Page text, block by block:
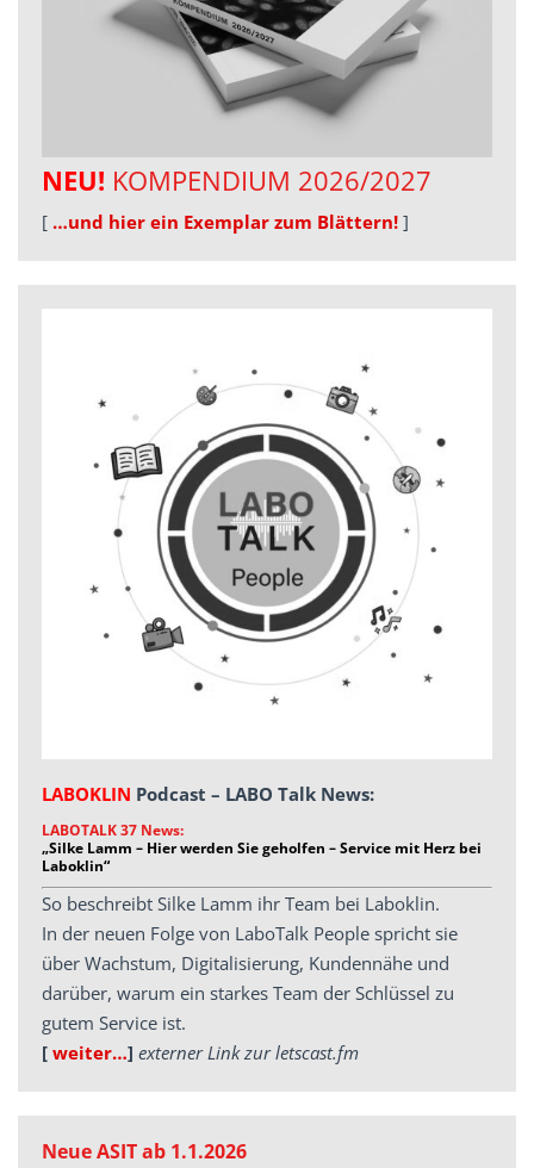
NEU! KOMPENDIUM 2026/2027
[ …und hier ein Exemplar zum Blättern! ]
LABOKLIN Podcast – LABO Talk News:
LABOTALK 37 News:
„Silke Lamm – Hier werden Sie geholfen – Service mit Herz bei
Laboklin“
So beschreibt Silke Lamm ihr Team bei Laboklin.
In der neuen Folge von LaboTalk People spricht sie
über Wachstum, Digitalisierung, Kundennähe und
darüber, warum ein starkes Team der Schlüssel zu
gutem Service ist.
[ weiter…] externer Link zur letscast.fm
Neue ASIT ab 1.1.2026